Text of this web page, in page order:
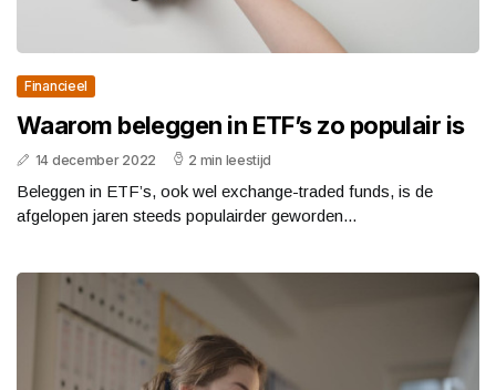
Financieel
Waarom beleggen in ETF’s zo populair is
14 december 2022 2 min leestijd
Beleggen in ETF’s, ook wel exchange-traded funds, is de
afgelopen jaren steeds populairder geworden...